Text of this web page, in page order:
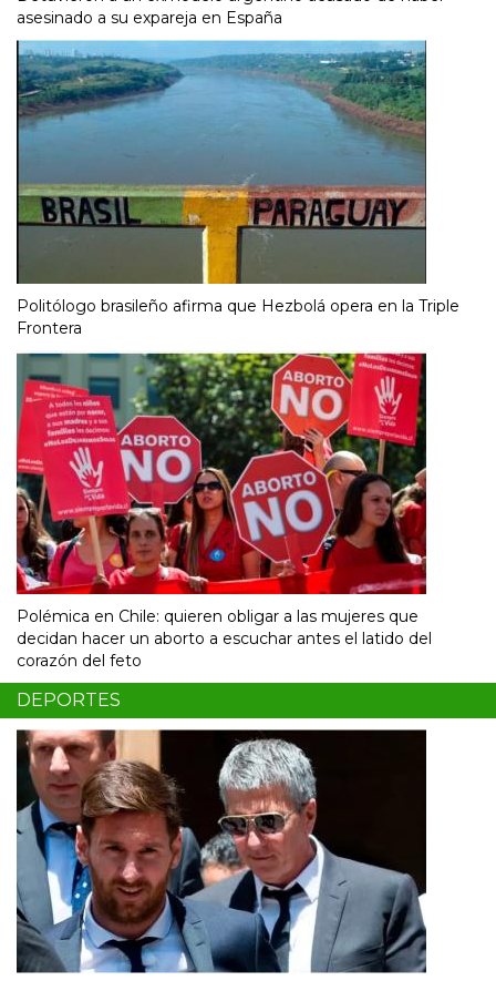
asesinado a su expareja en España
Politólogo brasileño afirma que Hezbolá opera en la Triple
Frontera
Polémica en Chile: quieren obligar a las mujeres que
decidan hacer un aborto a escuchar antes el latido del
corazón del feto
DEPORTES